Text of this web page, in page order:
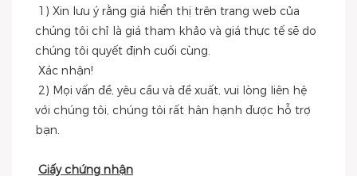
chúng tôi chỉ là giá tham khảo và giá thực tế sẽ do
chúng tôi quyết định cuối cùng.
Xác nhận!
với chúng tôi, chúng tôi rất hân hạnh được hỗ trợ
bạn.
Giấy chứng nhận